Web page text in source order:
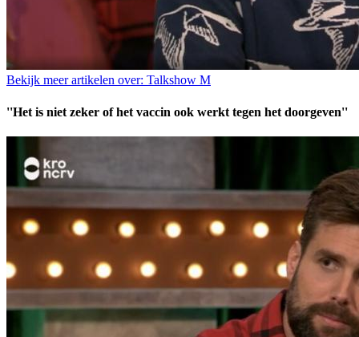
Bekijk meer artikelen over: Talkshow M
''Het is niet zeker of het vaccin ook werkt tegen het doorgeven''